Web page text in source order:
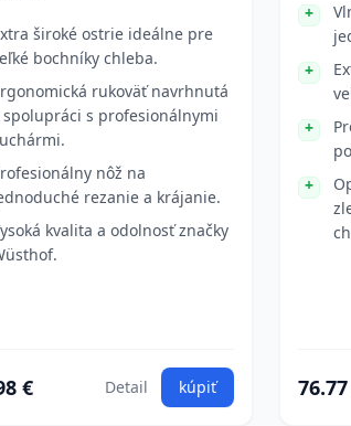
široké ostrie ideálne pre
bochníky chleba.
rukoväť navrhnutá
spolupráci s profesionálnymi
nôž na
rezanie a krájanie.
kvalita a odolnosť značky
€ Detail kúpiť